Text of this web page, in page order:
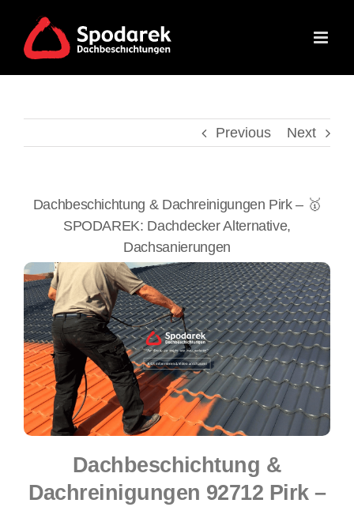
content
Previous Next
Dachbeschichtung & Dachreinigungen Pirk – 🥇
SPODAREK: Dachdecker Alternative,
Dachsanierungen
Dachbeschichtung &
Dachreinigungen 92712 Pirk –